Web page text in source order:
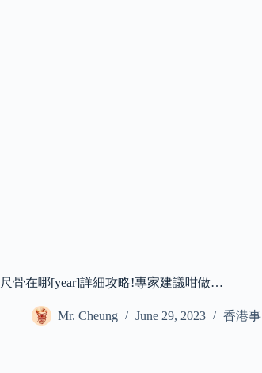
尺骨在哪[year]詳細攻略!專家建議咁做…
Mr. Cheung June 29, 2023 香港事